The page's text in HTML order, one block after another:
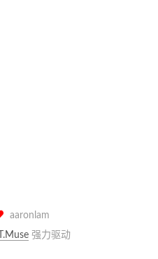
aaronlam
强力驱动